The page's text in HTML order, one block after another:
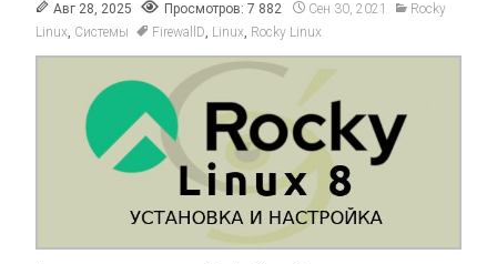
Авг 28, 2025 Просмотров: 7 882 Сен 30, 2021
Rocky
Linux, Системы FirewallD, Linux, Rocky Linux